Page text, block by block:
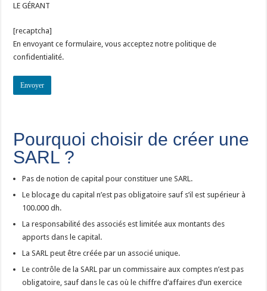
LE GÉRANT
[recaptcha]
En envoyant ce formulaire, vous acceptez notre politique de
confidentialité.
Pourquoi choisir de créer une
SARL ?
Pas de notion de capital pour constituer une SARL.
Le blocage du capital n’est pas obligatoire sauf s’il est supérieur à
100.000 dh.
La responsabilité des associés est limitée aux montants des
apports dans le capital.
La SARL peut être créée par un associé unique.
Le contrôle de la SARL par un commissaire aux comptes n’est pas
obligatoire, sauf dans le cas où le chiffre d’affaires d’un exercice